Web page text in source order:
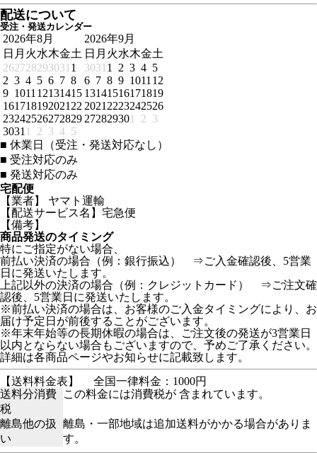
配送について
受注・発送カレンダー
2026年8月
日 月 火水木金土
262728293031 1
2 3 4 5 6 7 8
9 1011 12131415
161718192021 22
23242526272829
3031 1 2 3 4 5
2026年9月
日 月 火水木金土
3031 1 2 3 4 5
6 7 8 9 1011 12
13141516171819
2021 2223242526
272829301 2 3
■ 休業日（受注・発送対応なし）
■ 受注対応のみ
■ 発送対応のみ
宅配便
【業者】 ヤマト運輸
【配送サービス名】宅急便
【備考】
商品発送のタイミング
特にご指定がない場合、
前払い決済の場合（例：銀行振込） ⇒ご入金確認後、5営業
日に発送いたします。
上記以外の決済の場合（例：クレジットカード） ⇒ご注文確
認後、5営業日に発送いたします。
※前払い決済の場合は、お客様のご入金タイミングにより、お
届け予定日が前後することがございます。
※年末年始等の長期休暇の場合は、ご注文後の発送が3営業日
以内とならない場合もございますので、予めご了承ください。
詳細は各商品ページやお知らせに記載致します。
【送料料金表】
全国一律料金：1000円
送料分消費
税
この料金には消費税が 含まれています。
離島他の扱
い
離島・一部地域は追加送料がかかる場合がありま
す。